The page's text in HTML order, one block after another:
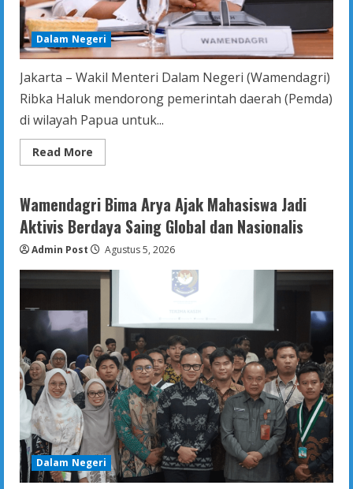
Dalam Negeri
Jakarta – Wakil Menteri Dalam Negeri (Wamendagri)
Ribka Haluk mendorong pemerintah daerah (Pemda)
di wilayah Papua untuk...
Read More
more
Mendorong
Pemda
di
wilayah
Papua
untuk
menyelesaikan
RAP
tambahan
dan
DTI
Tahun
Anggaran
2026.
Wamendagri Bima Arya Ajak Mahasiswa Jadi
Aktivis Berdaya Saing Global dan Nasionalis
Admin Post Agustus 5, 2026
Dalam Negeri